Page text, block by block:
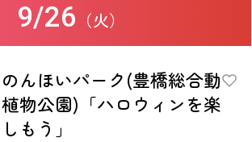
9/26 （火）
のんほいパーク(豊橋総合動
植物公園)「ハロウィンを楽
しもう」